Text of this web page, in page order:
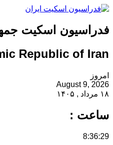
فدراسیون اسکیت
Republic of Iran
امروز
August 9, 2026
۱۸ مرداد , ۱۴۰۵
ساعت :
8:36:29